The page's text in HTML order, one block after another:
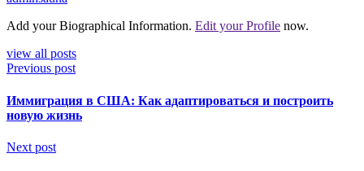
Add your Biographical Information. Edit your Profile now.
view all posts
Previous post
Иммиграция в США: Как адаптироваться и построить
новую жизнь
Next post